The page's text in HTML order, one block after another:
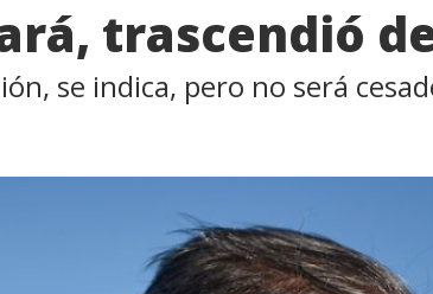
trascendió
se indica, pero no será